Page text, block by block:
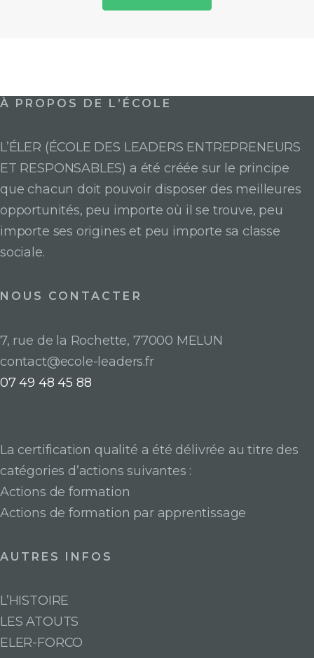
À PROPOS DE L’ÉCOLE
L’ÉLER (ÉCOLE DES LEADERS ENTREPRENEURS
ET RESPONSABLES) a été créée sur le principe
que chacun doit pouvoir disposer des meilleures
opportunités, peu importe où il se trouve, peu
importe ses origines et peu importe sa classe
sociale.
NOUS CONTACTER
7, rue de la Rochette, 77000 MELUN
contact@ecole-leaders.fr
07 49 48 45 88
La certification qualité a été délivrée au titre des
catégories d’actions suivantes :
Actions de formation
Actions de formation par apprentissage
AUTRES INFOS
L’HISTOIRE
LES ATOUTS
ELER-FORCO